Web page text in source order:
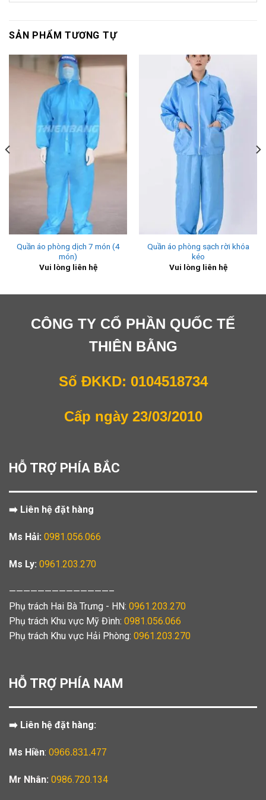
SẢN PHẨM TƯƠNG TỰ
Quần áo phòng dịch 7 món (4
món)
Vui lòng liên hệ
Quần áo phòng sạch rời khóa
kéo
Vui lòng liên hệ
CÔNG TY CỔ PHẦN QUỐC TẾ
THIÊN BẰNG
Số ĐKKD: 0104518734
Cấp ngày 23/03/2010
HỖ TRỢ PHÍA BẮC
➡️ Liên hệ đặt hàng
Ms Hải: 0981.056.066
Ms Ly: 0961.203.270
——————————————–
Phụ trách Hai Bà Trưng - HN: 0961.203.270
Phụ trách Khu vực Mỹ Đình: 0981.056.066
Phụ trách Khu vực Hải Phòng: 0961.203.270
HỖ TRỢ PHÍA NAM
➡️ Liên hệ đặt hàng:
Ms Hiền: 0966.831.477
Mr Nhân: 0986.720.134